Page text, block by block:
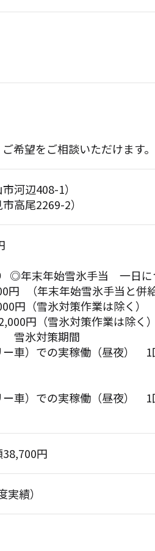
希望をご相談いただけます。
河辺408-1）
高尾2269-2）
◎年末年始雪氷手当 一日
（年末年始雪氷手当と併給
（雪氷対策作業は除く）
円（雪氷対策作業は除く）
雪氷対策期間
車）での実稼働（昼夜）
車）での実稼働（昼夜）
円
績）